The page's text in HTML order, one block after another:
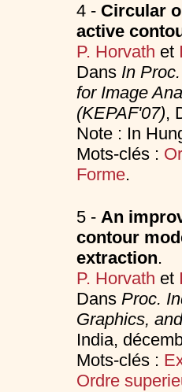
4 - Circular
active
P. Horvath et
Dans In
for Image
(KEPAF'07),
Note : In
Mots-clés :
Forme.
5 - An
contour
extraction.
P. Horvath et
Dans Proc.
Graphics,
India,
Mots-clés :
Ordre